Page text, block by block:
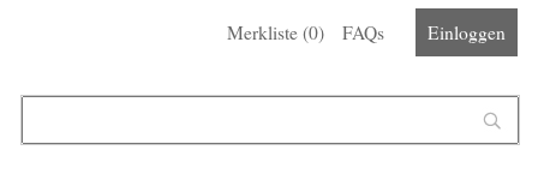
Merkliste (0) FAQs Einloggen